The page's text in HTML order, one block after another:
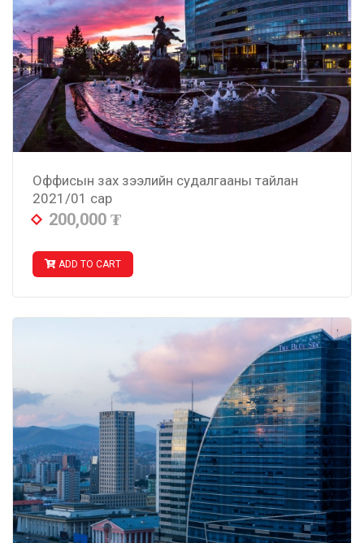
Оффисын зах зээлийн судалгааны тайлан
2021/01 сар
200,000 ₮
ADD TO CART